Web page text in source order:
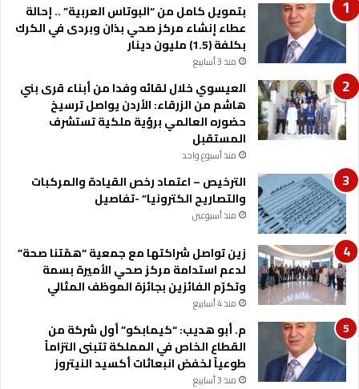
بتمويل كامل من “البوتاس العربية” .. إحالة
عطاء إنشاء مركز صحي بذان وبردى في الكرك
بكلفة (1.5) مليون دينار
منذ 3 أسابيع
العيسوي خلال لقائه وفدا من أبناء قرى بني
هاشم من الزرقاء: الأردن يواصل ترسيخ
حضوره العالمي برؤية ملكية تستشرف
المستقبل
منذ أسبوع واحد
الترخيص – اعتماد رخص القيادة والمركبات
والتصاريح الكترونيا” -تفاصيل
منذ أسبوعين
زين تواصل شراكتها مع جمعية “همّتنا صحة”
لدعم استدامة مركز صحي الأميرة بسمة
وتكرّم الفائزين بجائزة الموظف المثالي
منذ 4 أسابيع
م. أبو هديب: “كيمابكو” أول شركة من
القطاع الخاص في المملكة تتبنى التزاماً
طوعياً لخفض انبعاثات أكسيد النيتروز
منذ 3 أسابيع